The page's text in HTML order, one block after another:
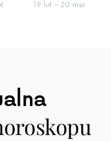
19 lut – 20 mar